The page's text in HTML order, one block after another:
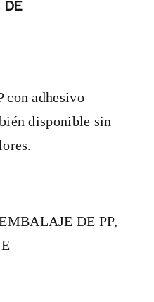
DE
con adhesivo
disponible sin
DE PP,